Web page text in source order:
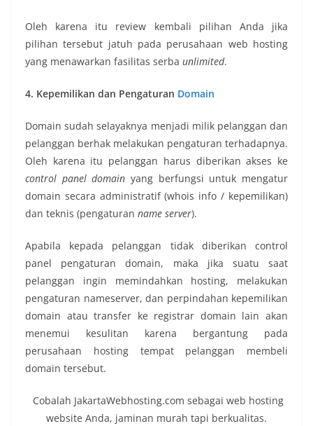
Oleh karena itu review kembali pilihan Anda jika
pilihan tersebut jatuh pada perusahaan web hosting
yang menawarkan fasilitas serba unlimited.
4. Kepemilikan dan Pengaturan Domain
Domain sudah selayaknya menjadi milik pelanggan dan
pelanggan berhak melakukan pengaturan terhadapnya.
Oleh karena itu pelanggan harus diberikan akses ke
control panel domain yang berfungsi untuk mengatur
domain secara administratif (whois info / kepemilikan)
dan teknis (pengaturan name server).
Apabila kepada pelanggan tidak diberikan control
panel pengaturan domain, maka jika suatu saat
pelanggan ingin memindahkan hosting, melakukan
pengaturan nameserver, dan perpindahan kepemilikan
domain atau transfer ke registrar domain lain akan
menemui kesulitan karena bergantung pada
perusahaan hosting tempat pelanggan membeli
domain tersebut.
Cobalah JakartaWebhosting.com sebagai web hosting
website Anda, jaminan murah tapi berkualitas.